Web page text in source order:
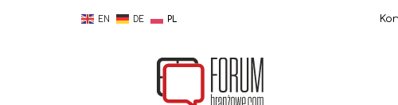
EN DE PL